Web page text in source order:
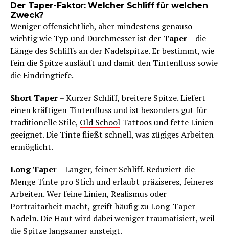
Der Taper-Faktor: Welcher Schliff für welchen
Zweck?
Weniger offensichtlich, aber mindestens genauso
wichtig wie Typ und Durchmesser ist der Taper– die
Länge des Schliffs an der Nadelspitze. Er bestimmt, wie
fein die Spitze ausläuft und damit den Tintenfluss sowie
die Eindringtiefe.
Short Taper– Kurzer Schliff, breitere Spitze. Liefert
einen kräftigen Tintenfluss und ist besonders gut für
traditionelle Stile, Old School Tattoos und fette Linien
geeignet. Die Tinte fließt schnell, was zügiges Arbeiten
ermöglicht.
Long Taper– Langer, feiner Schliff. Reduziert die
Menge Tinte pro Stich und erlaubt präziseres, feineres
Arbeiten. Wer feine Linien, Realismus oder
Portraitarbeit macht, greift häufig zu Long-Taper-
Nadeln. Die Haut wird dabei weniger traumatisiert, weil
die Spitze langsamer ansteigt.